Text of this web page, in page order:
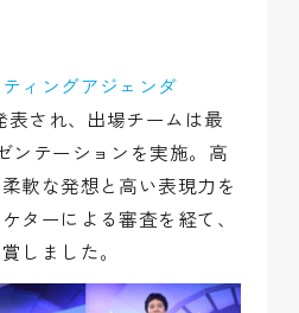
ィングアジェンダ
表され、出場チームは最
ンテーションを実施。高
軟な発想と高い表現力を
ターによる審査を経て、
しました。